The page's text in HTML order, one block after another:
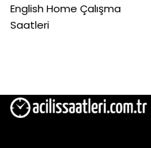
English Home Çalışma
Saatleri